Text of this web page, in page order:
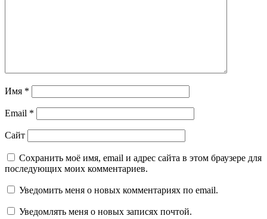
Имя *
Email *
Сайт
Сохранить моё имя, email и адрес сайта в этом браузере для
последующих моих комментариев.
Уведомить меня о новых комментариях по email.
Уведомлять меня о новых записях почтой.